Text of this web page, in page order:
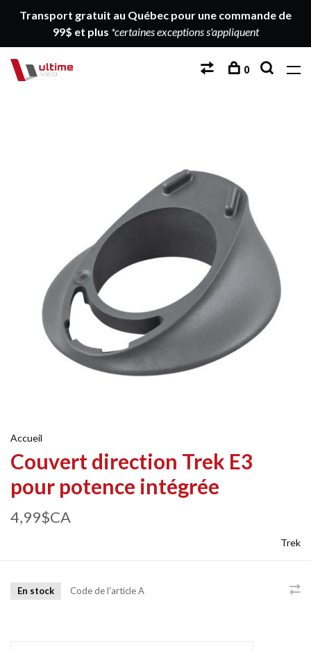
Transport gratuit au Québec pour une commande de
99$ et plus *certaines exceptions s'appliquent
0
Accueil
Couvert direction Trek E3
pour potence intégrée
4,99$CA
Trek
En stock Code de l'articleA